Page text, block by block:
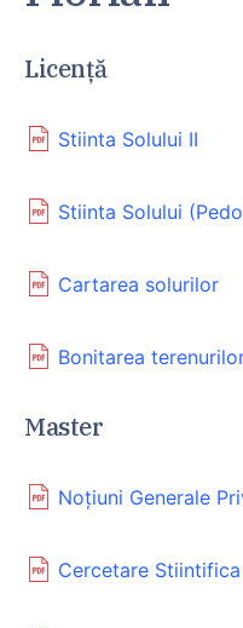
Licență
Stiinta Solului II
Stiinta Solului
Cartarea solurilor
Bonitarea
Master
Noțiuni Generale
Cercetare